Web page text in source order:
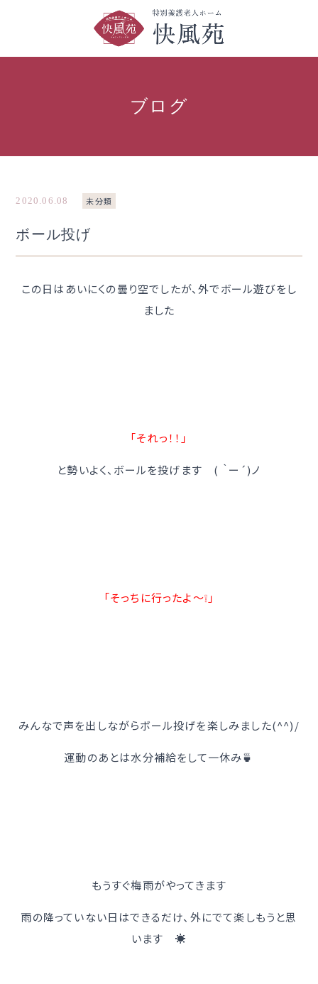
ブログ
2020.06.08 未分類
ボール投げ
この日はあいにくの曇り空でしたが、外でボール遊びをし
ました
「それっ！！」
と勢いよく、ボールを投げます ( ｀ー´)ノ
「そっちに行ったよ～❕」
みんなで声を出しながらボール投げを楽しみました(^^)/
運動のあとは水分補給をして一休み🍵
もうすぐ梅雨がやってきます
雨の降っていない日はできるだけ、外にでて楽しもうと思
います ☀